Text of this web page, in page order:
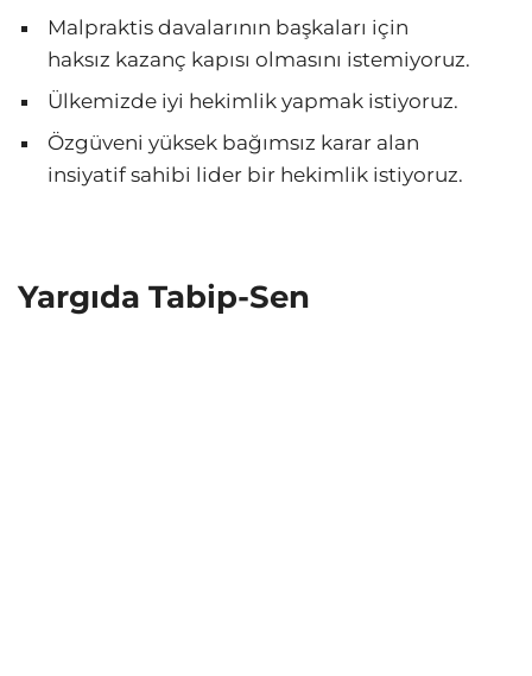
Malpraktis davalarının başkaları için
haksız kazanç kapısı olmasını istemiyoruz.
Ülkemizde iyi hekimlik yapmak istiyoruz.
Özgüveni yüksek bağımsız karar alan
insiyatif sahibi lider bir hekimlik istiyoruz.
Yargıda Tabip-Sen